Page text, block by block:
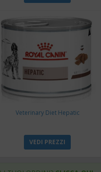
Veterinary Diet Hepatic
VEDI PREZZI